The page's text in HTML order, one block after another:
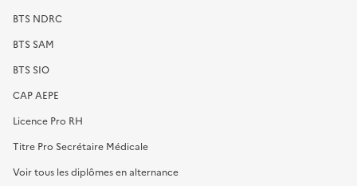
BTS NDRC
BTS SAM
BTS SIO
CAP AEPE
Licence Pro RH
Titre Pro Secrétaire Médicale
Voir tous les diplômes en alternance